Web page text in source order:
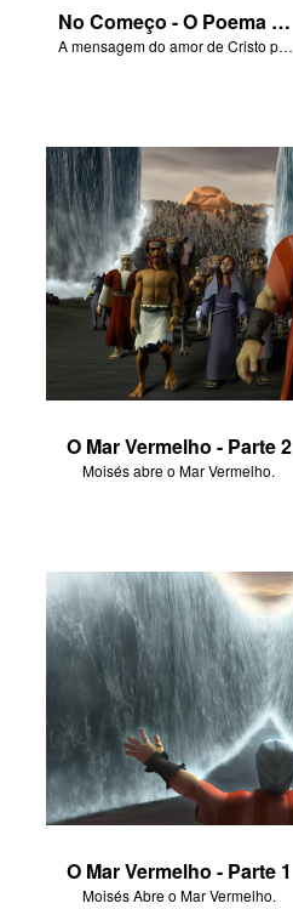
No Começo - O Poema da Salvação
A mensagem do amor de Cristo por cada um de nós.
O Mar Vermelho - Parte 2
Moisés abre o Mar Vermelho.
O Mar Vermelho - Parte 1
Moisés Abre o Mar Vermelho.